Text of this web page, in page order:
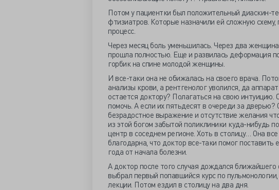
Потом у пациентки был положительный диаскин-
фтизиатров. Которые назначили ей сложную
процесс.
Через месяц боль уменьшилась. Через два
прошла полностью. Еще и развилась деформация
горбик на спине молодой женщины.
И все-таки она не обижалась на своего врача.
анализы крови, а рентгенолог уволился, да
остается доктору? Полагаться на свою интуицию.
помочь. А если их пятьдесят в очереди за
безрадостное выражение и отсутствие желания
из этой богом забытой поликлиники куда-нибудь
центр в соседнем регионе. Хоть в столицу… Она
благодарна, что доктор все-таки помог
года от начала болезни.
А доктор после того случая дождался
выбрал первый попавшийся курс по
лекции. Потом ездил в столицу на два дня.